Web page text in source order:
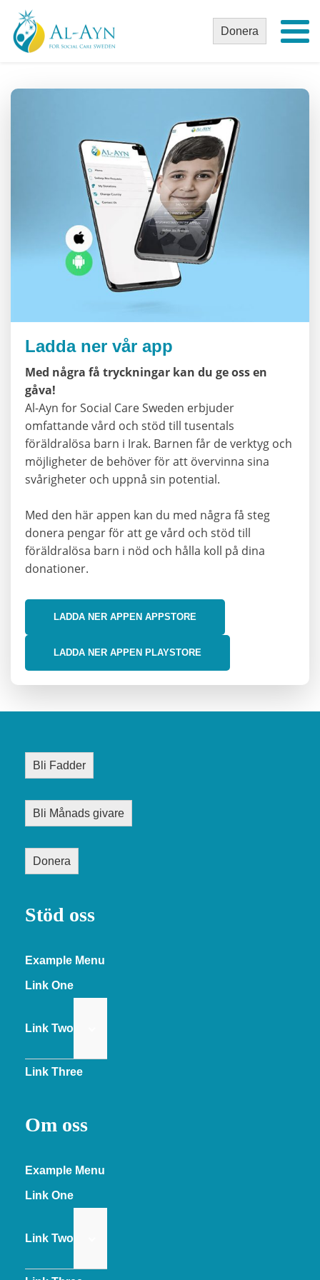
Donera
Ladda ner vår app
Med några få tryckningar kan du ge oss en
gåva!
Al-Ayn for Social Care Sweden erbjuder
omfattande vård och stöd till tusentals
föräldralösa barn i Irak. Barnen får de verktyg och
möjligheter de behöver för att övervinna sina
svårigheter och uppnå sin potential.
Med den här appen kan du med några få steg
donera pengar för att ge vård och stöd till
föräldralösa barn i nöd och hålla koll på dina
donationer.
LADDA NER APPEN APPSTORE
LADDA NER APPEN PLAYSTORE
Bli Fadder
Bli Månads givare
Donera
Stöd oss
Example Menu
Link One
Link Two
Link Three
Om oss
Example Menu
Link One
Link Two